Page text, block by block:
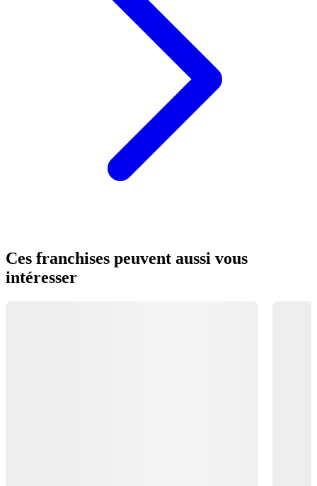
Ces franchises peuvent aussi vous
intéresser